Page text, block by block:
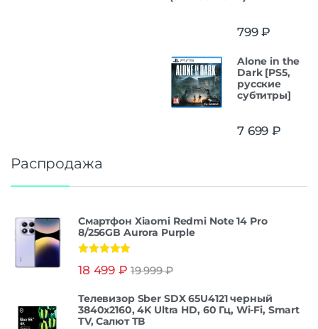
799₽
Alone in the
Dark [PS5,
русские
субтитры]
7 699 ₽
Распродажа
Смартфон Xiaomi Redmi Note 14 Pro
8/256GB Aurora Purple
из 5
18 499 ₽ 19 999₽
Телевизор Sber SDX 65U4121 черный
3840x2160, 4K Ultra HD, 60 Гц, Wi-Fi, Smart
TV, Салют ТВ